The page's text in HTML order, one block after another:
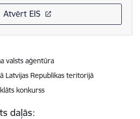
Atvērt EIS
valsts aģentūra
Latvijas Republikas teritorijā
konkurss
daļās: